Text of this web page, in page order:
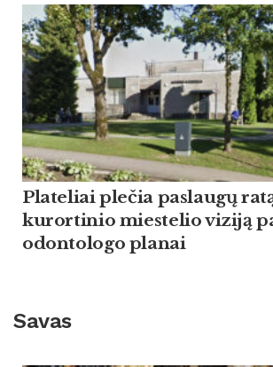
Plateliai plečia paslaugų
kurortinio miestelio viziją
odontologo planai
Savas